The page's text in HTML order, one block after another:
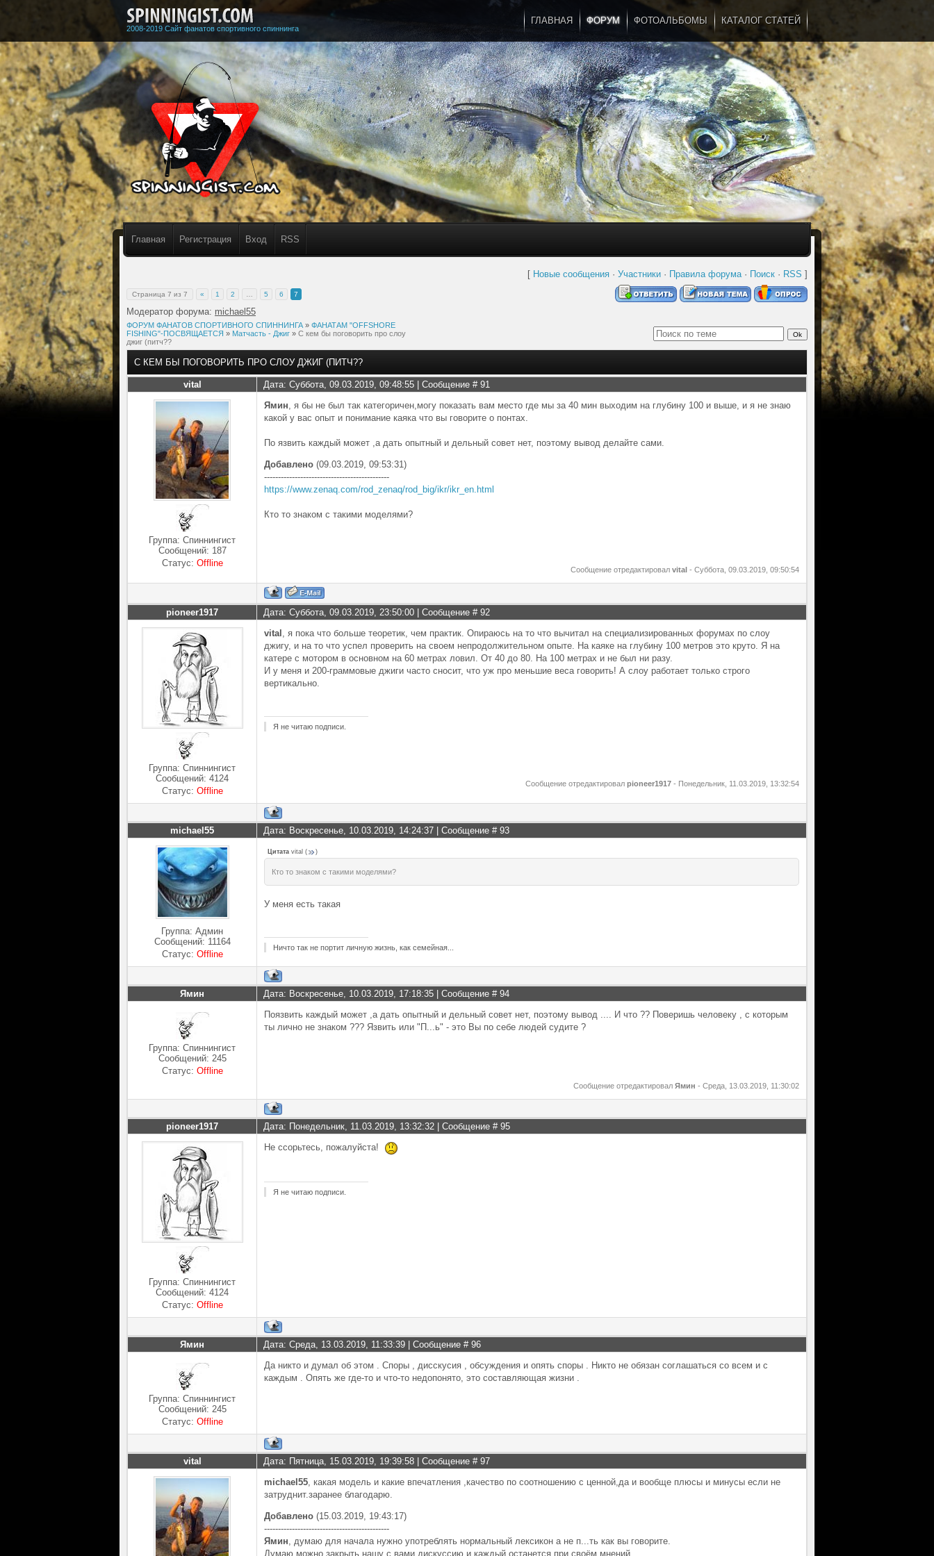
2008-2019 Сайт фанатов спортивного спиннинга
ГЛАВНАЯ ФОРУМ ФОТОАЛЬБОМЫ КАТАЛОГ СТАТЕЙ
Главная Регистрация Вход RSS
...
[ Новые сообщения · Участники · Правила форума· Поиск · RSS ]
Страница 7 из 7 « 1 2 5 6 7
Модератор форума: michael55
ФОРУМ ФАНАТОВ СПОРТИВНОГО СПИННИНГА » ФАНАТАМ "OFFSHORE
FISHING"-ПОСВЯЩАЕТСЯ » Матчасть - Джиг » С кем бы поговорить про слоу
джиг (питч??
С КЕМ БЫ ПОГОВОРИТЬ ПРО СЛОУ ДЖИГ (ПИТЧ??
vital Дата: Суббота, 09.03.2019, 09:48:55 | Сообщение # 91
Группа: Спиннингист
Сообщений: 187
Статус: Offline
Ямин, я бы не был так категоричен,могу показать вам место где мы за 40 мин выходим на глубину 100 и выше, и я не знаю
какой у вас опыт и понимание каяка что вы говорите о понтах.
По язвить каждый может ,а дать опытный и дельный совет нет, поэтому вывод делайте сами.
Добавлено (09.03.2019, 09:53:31)
---------------------------------------------
https://www.zenaq.com/rod_zenaq/rod_big/ikr/ikr_en.html
Кто то знаком с такими моделями?
Сообщение отредактировал vital - Суббота, 09.03.2019, 09:50:54
pioneer1917 Дата: Суббота, 09.03.2019, 23:50:00 | Сообщение # 92
Группа: Спиннингист
Сообщений: 4124
Статус: Offline
vital , я пока что больше теоретик, чем практик. Опираюсь на то что вычитал на специализированных форумах по слоу
джигу, и на то что успел проверить на своем непродолжительном опыте. На каяке на глубину 100 метров это круто. Я на
катере с мотором в основном на 60 метрах ловил. От 40 до 80. На 100 метрах и не был ни разу.
И у меня и 200-граммовые джиги часто сносит, что уж про меньшие веса говорить! А слоу работает только строго
вертикально.
Я не читаю подписи.
Сообщение отредактировал pioneer1917 - Понедельник, 11.03.2019, 13:32:54
michael55 Дата: Воскресенье, 10.03.2019, 14:24:37 | Сообщение # 93
Группа: Админ
Сообщений: 11164
Статус: Offline
Цитата vital ( )
Кто то знаком с такими моделями?
У меня есть такая
Ничто так не портит личную жизнь, как семейная...
Ямин Дата: Воскресенье, 10.03.2019, 17:18:35 | Сообщение # 94
Группа: Спиннингист
Сообщений: 245
Статус: Offline
Поязвить каждый может ,а дать опытный и дельный совет нет, поэтому вывод .... И что ?? Поверишь человеку , с которым
ты лично не знаком ??? Язвить или "П...ь" - это Вы по себе людей судите ?
Сообщение отредактировал Ямин - Среда, 13.03.2019, 11:30:02
pioneer1917 Дата: Понедельник, 11.03.2019, 13:32:32 | Сообщение # 95
Группа: Спиннингист
Сообщений: 4124
Статус: Offline
Не ссорьтесь, пожалуйста!
Я не читаю подписи.
Ямин Дата: Среда, 13.03.2019, 11:33:39 | Сообщение # 96
Группа: Спиннингист
Сообщений: 245
Статус: Offline
Да никто и думал об этом . Споры , дисскусия , обсуждения и опять споры . Никто не обязан соглашаться со всем и с
каждым . Опять же где-то и что-то недопонято, это составляющая жизни .
vital Дата: Пятница, 15.03.2019, 19:39:58 | Сообщение # 97
michael55, какая модель и какие впечатления ,качество по соотношению с ценной,да и вообще плюсы и минусы если не
затруднит.заранее благодарю.
Добавлено (15.03.2019, 19:43:17)
---------------------------------------------
Ямин, думаю для начала нужно употреблять нормальный лексикон а не п...ть как вы говорите.
Думаю можно закрыть нашу с вами дискуссию и каждый останется при своём мнений.